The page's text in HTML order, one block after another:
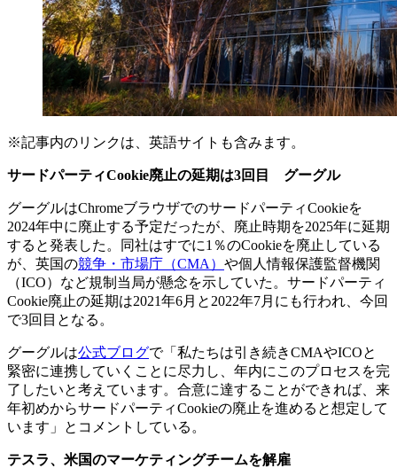
※記事内のリンクは、英語サイトも含みます。
サードパーティCookie廃止の延期は3回目 グーグル
グーグルはChromeブラウザでのサードパーティCookieを
2024年中に廃止する予定だったが、廃止時期を2025年に延期
すると発表した。同社はすでに1％のCookieを廃止している
が、英国の競争・市場庁（CMA） や個人情報保護監督機関
（ICO）など規制当局が懸念を示していた。サードパーティ
Cookie廃止の延期は2021年6月と2022年7月にも行われ、今回
で3回目となる。
グーグルは公式ブログで「私たちは引き続きCMAやICOと
緊密に連携していくことに尽力し、年内にこのプロセスを完
了したいと考えています。合意に達することができれば、来
年初めからサードパーティCookieの廃止を進めると想定して
います」とコメントしている。
テスラ、米国のマーケティングチームを解雇